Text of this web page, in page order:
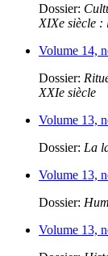
Dossier:
XIXe siècle :
Volume 14,
Dossier:
XXIe siècle
Volume 13,
Dossier: La
Volume 13,
Dossier:
Volume 13,